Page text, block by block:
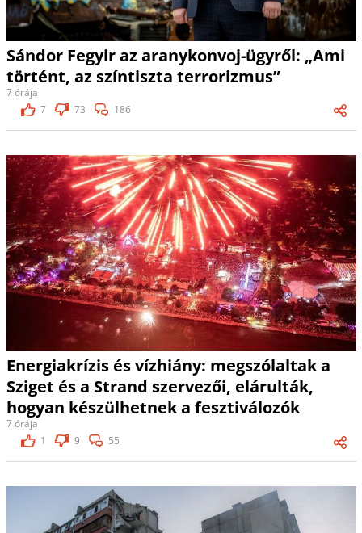
Sándor Fegyir az aranykonvoj-ügyről: „Ami
történt, az színtiszta terrorizmus”
7 órája
7
73 186
Energiakrízis és vízhiány: megszólaltak a
Sziget és a Strand szervezői, elárulták,
hogyan készülhetnek a fesztiválozók
7 órája
1
9 55